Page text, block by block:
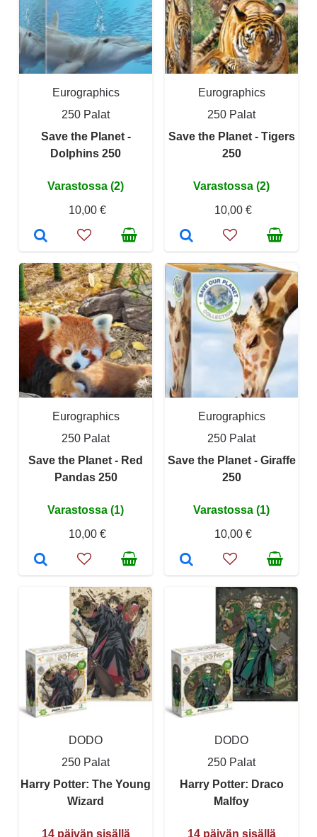
Eurographics
250 Palat
Save the Planet -
Dolphins 250
Varastossa (2)
10,00 €
Eurographics
250 Palat
Save the Planet - Tigers
250
Varastossa (2)
10,00 €
Eurographics
250 Palat
Save the Planet - Red
Pandas 250
Varastossa (1)
10,00 €
Eurographics
250 Palat
Save the Planet - Giraffe
250
Varastossa (1)
10,00 €
DODO
250 Palat
Harry Potter: The Young
Wizard
14 päivän sisällä
DODO
250 Palat
Harry Potter: Draco
Malfoy
14 päivän sisällä